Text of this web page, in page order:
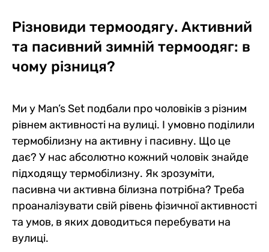
Різновиди термоодягу. Активний
та пасивний зимній термоодяг: в
чому різниця?
Ми у Man’s Set подбали про чоловіків з різним
рівнем активності на вулиці. І умовно поділили
термобілизну на активну і пасивну. Що це
дає? У нас абсолютно кожний чоловік знайде
підходящу термобілизну. Як зрозуміти,
пасивна чи активна білизна потрібна? Треба
проаналізувати свій рівень фізичної активності
та умов, в яких доводиться перебувати на
вулиці.